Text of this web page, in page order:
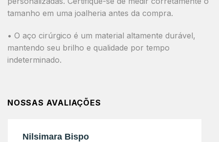
tamanho em uma joalheria antes da compra.
• O aço cirúrgico é um material altamente durável,
mantendo seu brilho e qualidade por tempo
indeterminado.
NOSSAS AVALIAÇÕES
Nilsimara Bispo